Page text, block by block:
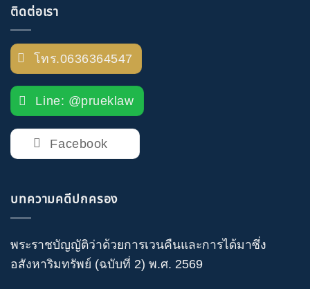
ติดต่อเรา
โทร.0636364547
Line: @prueklaw
Facebook
บทความคดีปกครอง
พระราชบัญญัติว่าด้วยการเวนคืนและการได้มาซึ่ง
อสังหาริมทรัพย์ (ฉบับที่ 2) พ.ศ. 2569